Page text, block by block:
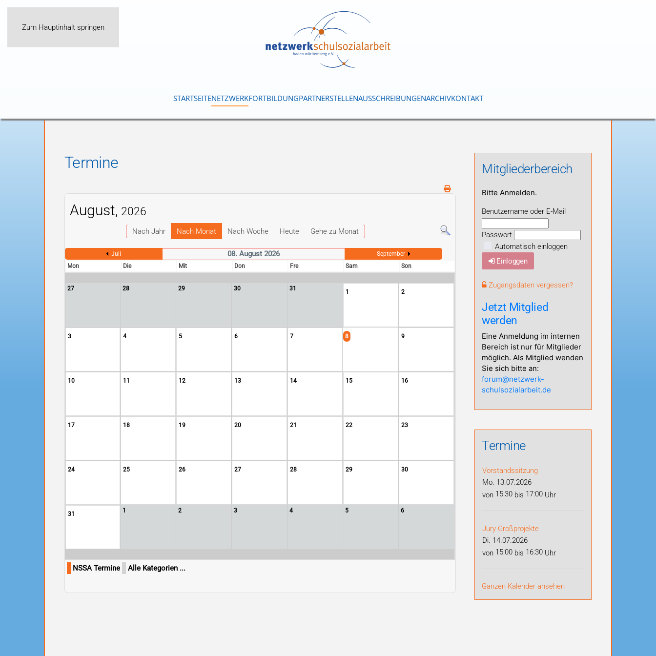
Zum Hauptinhalt springen
STARTSEITENETZWERKFORTBILDUNGPARTNERSTELLENAUSSCHREIBUNGENARCHIVKONTAKT
Termine
August, 2026
Nach Jahr Nach Monat Nach Woche Heute Gehe zu Monat
Juli 08. August 2026
September
Mon
Die Mit Don Fre Sam Son
27 28 29 30 31 1 2
3 4 5 6 7 8 9
10 11 12 13 14 15 16
17 18 19 20 21 22 23
24 25 26 27 28 29 30
31 1 2 3 4 5 6
NSSA Termine Alle Kategorien ...
Mitgliederbereich
Bitte Anmelden.
Benutzername oder E-Mail
Passwort
Automatisch einloggen
Einloggen
Zugangsdaten vergessen?
Jetzt Mitglied
werden
Eine Anmeldung im internen
Bereich ist nur für Mitglieder
möglich. Als Mitglied wenden
Sie sich bitte an:
forum@netzwerk-
schulsozialarbeit.de
Termine
Vorstandssitzung
Mo. 13.07.2026
von 15:30bis 17:00Uhr
Jury Großprojekte
Di. 14.07.2026
von 15:00bis 16:30Uhr
Ganzen Kalender ansehen